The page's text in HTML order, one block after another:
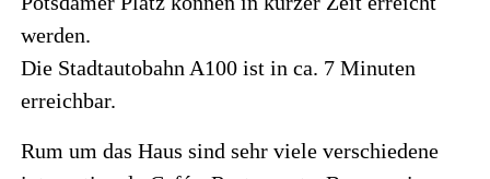
werden.
Die Stadtautobahn A100 ist in ca. 7 Minuten
erreichbar.
Rum um das Haus sind sehr viele verschiedene